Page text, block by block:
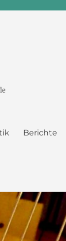
Berichte